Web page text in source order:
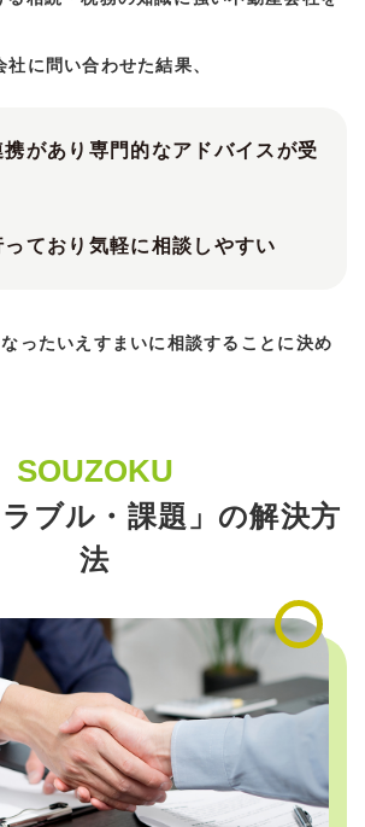
に問い合わせた結果、
があり専門的なアドバイスが受
ており気軽に相談しやすい
ったいえすまいに相談することに決め
SOUZOKU
ブル・課題」の解決方
法